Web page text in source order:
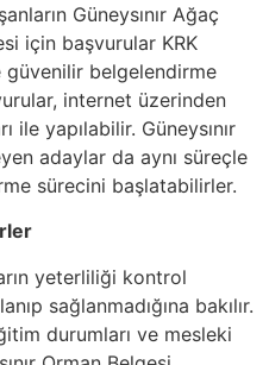
Güneysınır Ağaç
için başvurular KRK
belgelendirme
internet üzerinden
yapılabilir. Güneysınır
adaylar da aynı süreçle
sürecini başlatabilirler.
yeterliliği kontrol
sağlanmadığına bakılır.
durumları ve mesleki